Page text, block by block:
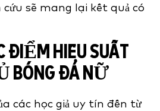
sẽ mang lại kết quả có
ĐIỂM HIỆU SUẤT
BÓNG ĐÁ NỮ
các học giả uy tín đến từ